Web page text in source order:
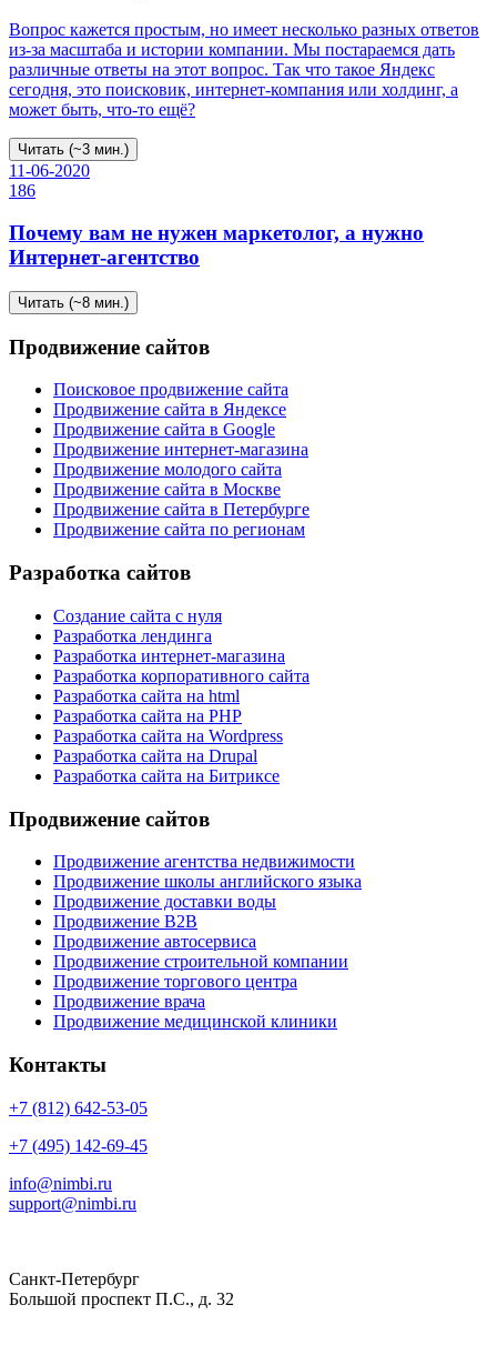
Вопрос кажется простым, но имеет несколько разных ответов
из-за масштаба и истории компании. Мы постараемся дать
различные ответы на этот вопрос. Так что такое Яндекс
сегодня, это поисковик, интернет-компания или холдинг, а
может быть, что-то ещё?
Читать (~3 мин.)
11-06-2020
186
Почему вам не нужен маркетолог, а нужно
Интернет-агентство
Читать (~8 мин.)
Продвижение сайтов
Поисковое продвижение сайта
Продвижение сайта в Яндексе
Продвижение сайта в Google
Продвижение интернет-магазина
Продвижение молодого сайта
Продвижение сайта в Москве
Продвижение сайта в Петербурге
Продвижение сайта по регионам
Разработка сайтов
Создание сайта с нуля
Разработка лендинга
Разработка интернет-магазина
Разработка корпоративного сайта
Разработка сайта на html
Разработка сайта на PHP
Разработка сайта на Wordpress
Разработка сайта на Drupal
Разработка сайта на Битриксе
Продвижение сайтов
Продвижение агентства недвижимости
Продвижение школы английского языка
Продвижение доставки воды
Продвижение B2B
Продвижение автосервиса
Продвижение строительной компании
Продвижение торгового центра
Продвижение врача
Продвижение медицинской клиники
Контакты
+7 (812) 642-53-05
+7 (495) 142-69-45
info@nimbi.ru
support@nimbi.ru
Санкт-Петербург
Большой проспект П.С., д. 32